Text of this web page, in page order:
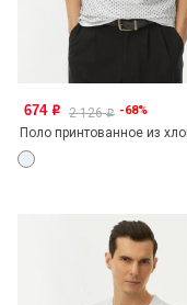
674 o 2 126o -68%
Поло принтованное из